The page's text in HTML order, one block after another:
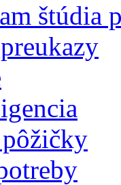
štúdia